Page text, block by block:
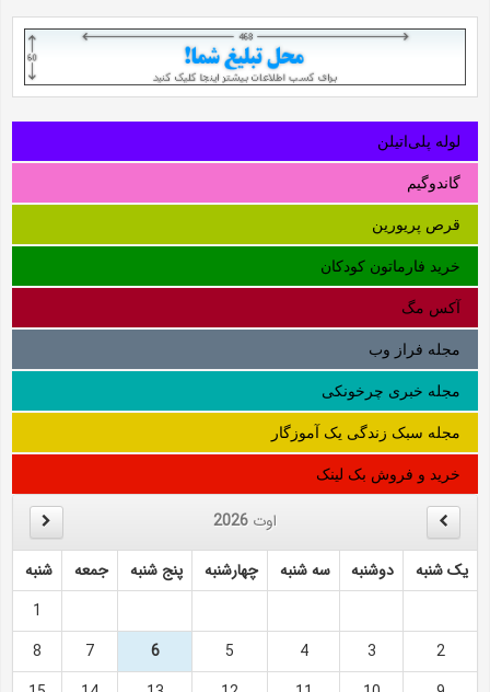
لوله‌ پلی‌اتیلن
گاندوگیم
قرص پریورین
خرید فارماتون کودکان
آکس مگ
مجله فراز وب
مجله خبری چرخونکی
مجله سبک زندگی یک آموزگار
خرید و فروش بک لینک
اوت 2026
یک شنبه دوشنبه سه شنبه چهارشنبه پنج شنبه جمعه
شنبه
1
2
3
4
5
6
7
8